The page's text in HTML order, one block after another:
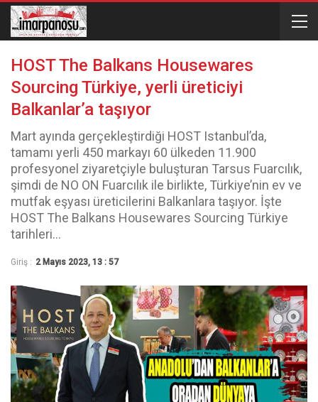
HOST The Balkans Housewares
Sourcing Türkiye, yerli üreticiyi
Balkanlar’a taşıyor
Mart ayında gerçekleştirdiği HOST Istanbul’da,
tamamı yerli 450 markayı 60 ülkeden 11.900
profesyonel ziyaretçiyle buluşturan Tarsus Fuarcılık,
şimdi de NO ON Fuarcılık ile birlikte, Türkiye’nin ev ve
mutfak eşyası üreticilerini Balkanlara taşıyor. İşte
HOST The Balkans Housewares Sourcing Türkiye
tarihleri...
Giriş : 2 Mayıs 2023, 13 : 57